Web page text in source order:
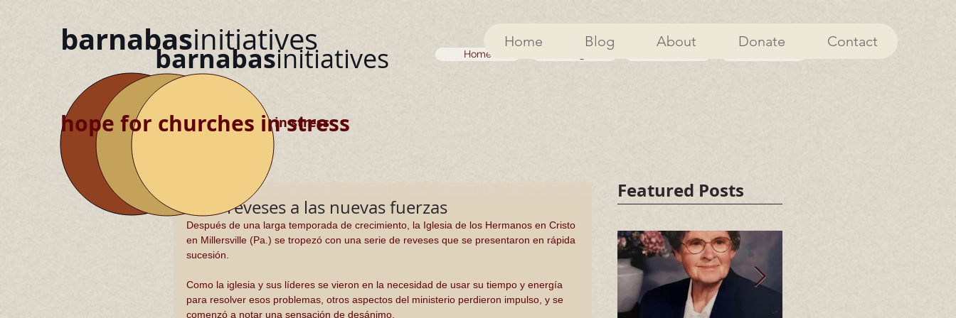
barnabasinitiatives
hope for churches in stress
Home Blog About Donate Contact
barnabasinitiatives Home
hope for churches in stress
De los reveses a las nuevas fuerzas
Después de una larga temporada de crecimiento, la Iglesia de los Hermanos en Cristo
en Millersville (Pa.) se tropezó con una serie de reveses que se presentaron en rápida
sucesión.
Como la iglesia y sus líderes se vieron en la necesidad de usar su tiempo y energía
para resolver esos problemas, otros aspectos del ministerio perdieron impulso, y se
comenzó a notar una sensación de desánimo.
Featured Posts